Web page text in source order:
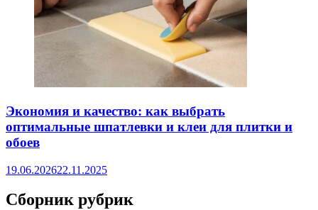
Экономия и качество: как выбрать
оптимальные шпатлевки и клеи для плитки и
обоев
19.06.202622.11.2025
Сборник рубрик